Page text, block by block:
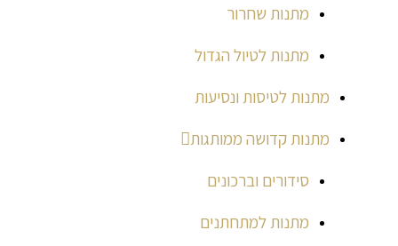
מתנות שחרור
מתנות לטיול הגדול
מתנות לטיסות ונסיעות
מתנות קדושה ממותגות
סידורים וברכונים
מתנות למתחתנים